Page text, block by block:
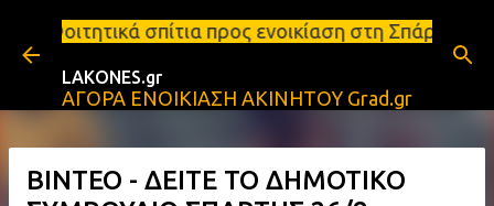
Μετάβαση στο κύριο περιεχόμενο
προς ενοικίαση στη Σπάρτη Ενοικιάσεις
LAKONES.gr
ΑΓΟΡΑ ΕΝΟΙΚΙΑΣΗ ΑΚΙΝΗΤΟΥ Grad.gr
BINTEO - ΔΕΙΤΕ ΤΟ ΔΗΜΟΤΙΚΟ